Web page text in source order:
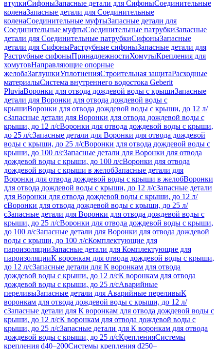
втулкиСифоныЗапасные детали для СифоныСоединительные
коленаЗапасные детали для Соединительные
коленаСоединительные муфтыЗапасные детали для
Соединительные муфтыСоединительные патрубкиЗапасные
детали для Соединительные патрубкиСифоныЗапасные
детали для СифоныРаструбные сифоныЗапасные детали для
Раструбные сифоныПринадлежностиХомутыКрепления для
хомутовНаправляющие опорные
желобаЗаглушкиУплотненияСтроительная защитаРасходные
материалыСистема внутреннего водостока Geberit
PluviaВоронки для отвода дождевой воды с крышиЗапасные
детали для Воронки для отвода дождевой воды с
крышиВоронки для отвода дождевой воды с крыши, до 12 л/
сЗапасные детали для Воронки для отвода дождевой воды с
крыши, до 12 л/сВоронки для отвода дождевой воды с крыши,
до 25 л/сЗапасные детали для Воронки для отвода дождевой
воды с крыши, до 25 л/сВоронки для отвода дождевой воды с
крыши, до 100 л/сЗапасные детали для Воронки для отвода
дождевой воды с крыши, до 100 л/сВоронки для отвода
дождевой воды с крыши в желобЗапасные детали для
Воронки для отвода дождевой воды с крыши в желобВоронки
для отвода дождевой воды с крыши, до 12 л/сЗапасные детали
для Воронки для отвода дождевой воды с крыши, до 12 л/
сВоронки для отвода дождевой воды с крыши, до 25 л/
сЗапасные детали для Воронки для отвода дождевой воды с
крыши, до 25 л/сВоронки для отвода дождевой воды с крыши,
до 100 л/сЗапасные детали для Воронки для отвода дождевой
воды с крыши, до 100 л/сКомплектующие для
пароизоляцииЗапасные детали для Комплектующие для
пароизоляцииК воронкам для отвода дождевой воды с крыши,
до 12 л/сЗапасные детали для К воронкам для отвода
дождевой воды с крыши, до 12 л/сК воронкам для отвода
дождевой воды с крыши, до 25 л/сАварийные
переливыЗапасные детали для Аварийные переливыК
воронкам для отвода дождевой воды с крыши, до 12 л/
сЗапасные детали для К воронкам для отвода дождевой воды с
крыши, до 12 л/сК воронкам для отвода дождевой воды с
крыши, до 25 л/сЗапасные детали для К воронкам для отвода
дождевой воды с крыши, до 25 л/сКрепленияСистемы
крепления d40–200Системы крепления d250–